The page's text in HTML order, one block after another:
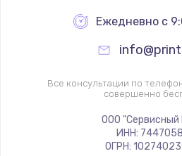
709 руб.
Замена
Ежедневно с
Все консультации по
совершенно
ООО "Сервисный
ИНН:
ОГРН: